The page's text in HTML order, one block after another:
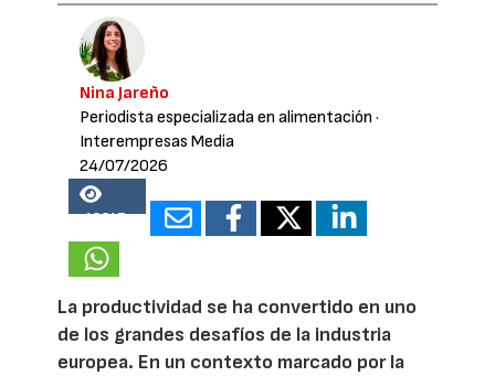
Nina Jareño
Periodista especializada en alimentación ·
Interempresas Media
24/07/2026
18347
La productividad se ha convertido en uno
de los grandes desafíos de la industria
europea. En un contexto marcado por la